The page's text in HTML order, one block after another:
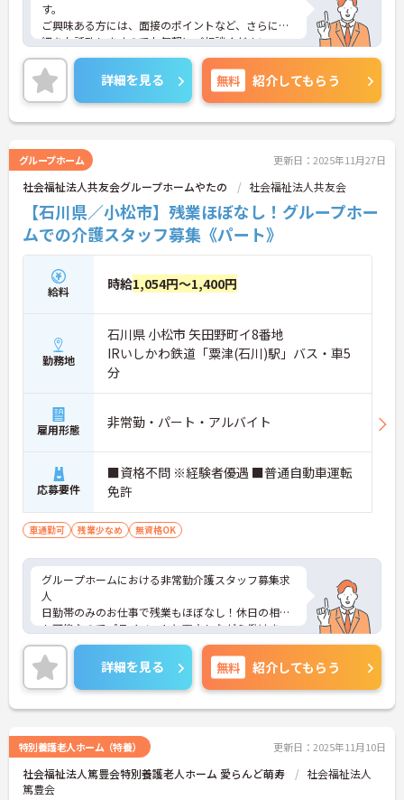
す。
ご興味ある方には、面接のポイントなど、さらに詳
細をお話致しますのでお気軽にご相談ください。
詳細を見る 無料 紹介してもらう
グループホーム 更新日：2025年11月27日
社会福祉法人共友会グループホームやたの 社会福祉法人共友会
【石川県／小松市】残業ほぼなし！グループホー
ムでの介護スタッフ募集《パート》
給料 時給1,054円～1,400円
勤務地
石川県 小松市 矢田野町イ8番地
IRいしかわ鉄道「粟津(石川)駅」バス・車5
分
雇用形態 非常勤・パート・アルバイト
応募要件
■資格不問 ※経験者優遇 ■普通自動車運転
免許
車通勤可 残業少なめ 無資格OK
グループホームにおける非常勤介護スタッフ募集求
人
日勤帯のみのお仕事で残業もほぼなし！休日の相談
も可能なのでプライベートと両立しながら働けま
す！
ご興味ある方には、面接のポイントなど、さらに詳
細をお話致しますのでお気軽にご相談ください。
詳細を見る 無料 紹介してもらう
特別養護老人ホーム（特養） 更新日：2025年11月10日
社会福祉法人篤豊会特別養護老人ホーム 愛らんど萌寿
社会福祉法人
篤豊会